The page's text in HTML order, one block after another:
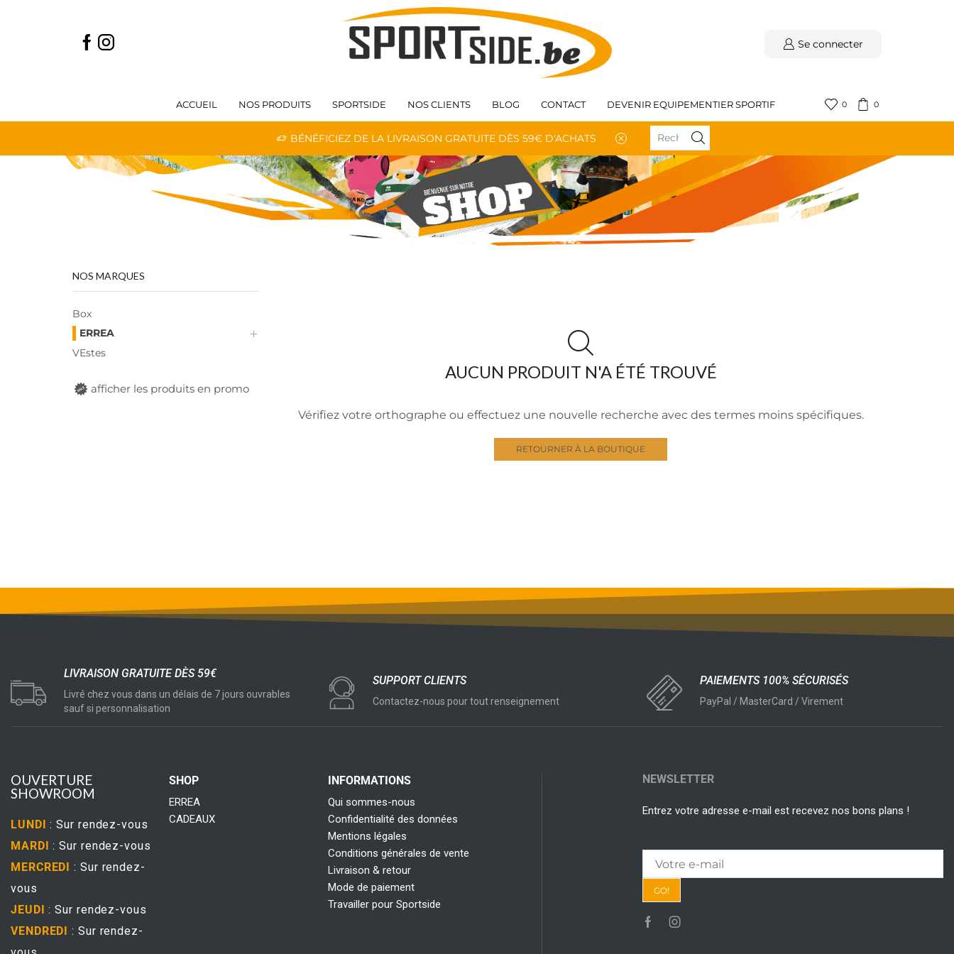
Se connecter
ACCUEIL NOS PRODUITS SPORTSIDE NOS CLIENTS BLOG CONTACT DEVENIR EQUIPEMENTIER SPORTIF 0 0
BÉNÉFICIEZ DE LA LIVRAISON GRATUITE DÈS 59€ D'ACHATS BÉNÉFICIEZ DE LA LIVRAISON GRATUITE DÈS 59€
AUCUN PRODUIT N'A ÉTÉ TROUVÉ
Vérifiez votre orthographe ou effectuez une nouvelle recherche avec des termes moins spécifiques.
RETOURNER À LA BOUTIQUE
NOS MARQUES
Box
ERREA
VEstes
afficher les produits en promo
LIVRAISON GRATUITE DÈS 59€
Livré chez vous dans un délais de 7 jours ouvrables
sauf si personnalisation
SUPPORT CLIENTS
Contactez-nous pour tout renseignement
PAIEMENTS 100% SÉCURISÉS
PayPal / MasterCard / Virement
OUVERTURE
SHOWROOM
LUNDI : Sur rendez-vous
MARDI: Sur rendez-vous
MERCREDI : Sur rendez-
vous
JEUDI : Sur rendez-vous
VENDREDI : Sur rendez-
SHOP
ERREA
CADEAUX
INFORMATIONS
Qui sommes-nous
Confidentialité des données
Mentions légales
Conditions générales de vente
Livraison & retour
Mode de paiement
Travailler pour Sportside
NEWSLETTER
Entrez votre adresse e-mail est recevez nos bons plans !